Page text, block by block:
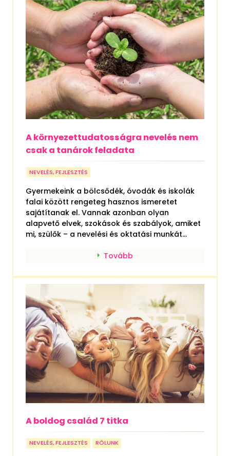
A környezettudatosságra nevelés nem
csak a tanárok feladata
NEVELÉS, FEJLESZTÉS
Gyermekeink a bölcsődék, óvodák és iskolák
falai között rengeteg hasznos ismeretet
sajátítanak el. Vannak azonban olyan
alapvető elvek, szokások és szabályok, amiket
mi, szülők – a nevelési és oktatási munkát...
Tovább
A boldog család 7 titka
NEVELÉS, FEJLESZTÉS RÓLUNK